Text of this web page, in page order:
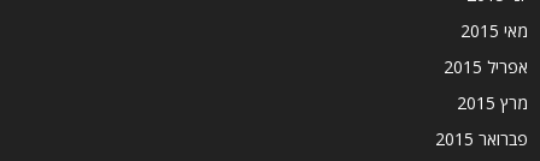
מאי 2015
אפריל 2015
מרץ 2015
פברואר 2015